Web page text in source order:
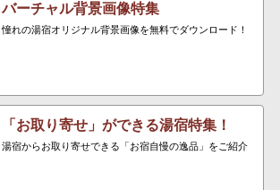
バーチャル背景画像特集
憧れの湯宿オリジナル背景画像を無料でダウンロード！
「お取り寄せ」ができる湯宿特集！
湯宿からお取り寄せできる「お宿自慢の逸品」をご紹介